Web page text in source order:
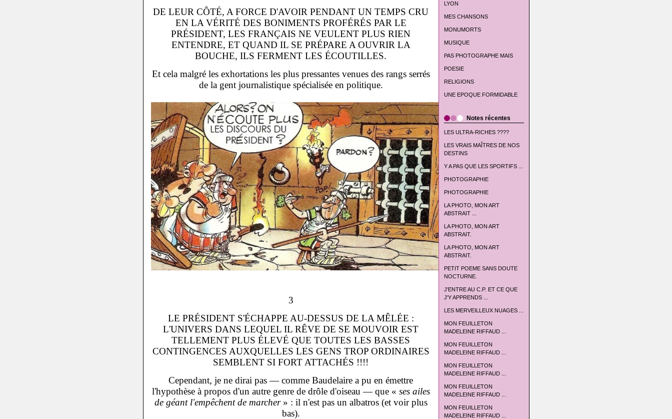
LYON
MES CHANSONS
MONUMORTS
MUSIQUE
PAS PHOTOGRAPHE MAIS
POESIE
RELIGIONS
UNE EPOQUE FORMIDABLE
Notes récentes
LES ULTRA-RICHES ????
LES VRAIS MAÎTRES DE NOS
DESTINS
Y A PAS QUE LES SPORTIFS ...
PHOTOGRAPHIE
PHOTOGRAPHIE
LA PHOTO, MON ART
ABSTRAIT ...
LA PHOTO, MON ART
ABSTRAIT.
LA PHOTO, MON ART
ABSTRAIT.
PETIT POEME SANS DOUTE
NOCTURNE.
J'ENTRE AU C.P. ET CE QUE
J'Y APPRENDS ...
LES MERVEILLEUX NUAGES ...
MON FEUILLETON
MADELEINE RIFFAUD ...
MON FEUILLETON
MADELEINE RIFFAUD ...
MON FEUILLETON
MADELEINE RIFFAUD ...
MON FEUILLETON
MADELEINE RIFFAUD ...
MON FEUILLETON
MADELEINE RIFFAUD ...
DE LEUR CÔTÉ, A FORCE D'AVOIR PENDANT UN TEMPS CRU
EN LA VÉRITÉ DES BONIMENTS PROFÉRÉS PAR LE
PRÉSIDENT, LES FRANÇAIS NE VEULENT PLUS RIEN
ENTENDRE, ET QUAND IL SE PRÉPARE A OUVRIR LA
BOUCHE, ILS FERMENT LES ÉCOUTILLES.
Et cela malgré les exhortations les plus pressantes venues des rangs serrés
de la gent journalistique spécialisée en politique.
3
LE PRÉSIDENT S'ÉCHAPPE AU-DESSUS DE LA MÊLÉE :
L'UNIVERS DANS LEQUEL IL RÊVE DE SE MOUVOIR EST
TELLEMENT PLUS ÉLEVÉ QUE TOUTES LES BASSES
CONTINGENCES AUXQUELLES LES GENS TROP ORDINAIRES
SEMBLENT SI FORT ATTACHÉS !!!!
Cependant, je ne dirai pas — comme Baudelaire a pu en émettre
l'hypothèse à propos d'un autre genre de drôle d'oiseau — que « ses ailes
de géant l'empêchent de marcher » : il n'est pas un albatros (et voir plus
bas).